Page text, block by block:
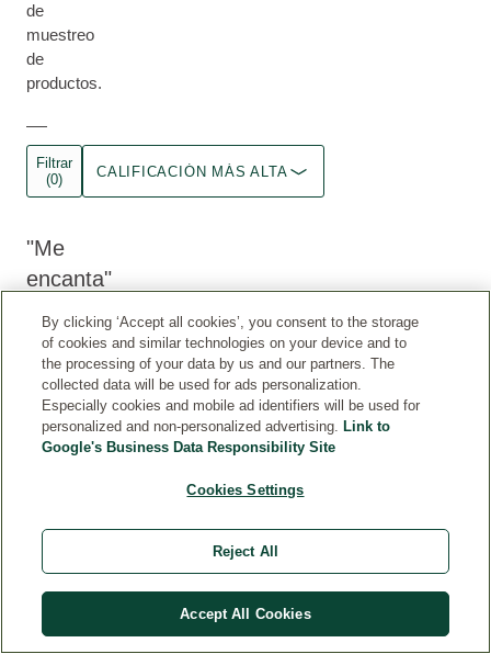
de
muestreo
de
productos.
Filtrar
(0)
CALIFICACIÓN MÁS ALTA
Me
encanta
un
aroma
frutal
que
me
encanta
descubrimiento
para
By clicking ‘Accept all cookies’, you consent to the storage
of cookies and similar technologies on your device and to
the processing of your data by us and our partners. The
collected data will be used for ads personalization.
Especially cookies and mobile ad identifiers will be used for
personalized and non-personalized advertising. Link to
Google's Business Data Responsibility Site
Cookies Settings
Reject All
Accept All Cookies